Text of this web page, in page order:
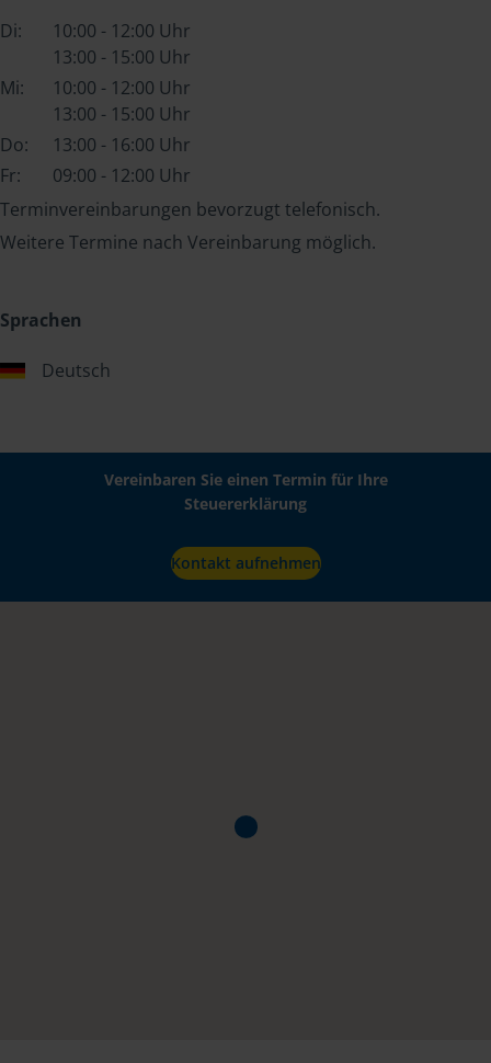
Di:
10:00 - 12:00 Uhr
13:00 - 15:00 Uhr
Mi:
10:00 - 12:00 Uhr
13:00 - 15:00 Uhr
Do:
13:00 - 16:00 Uhr
Fr:
09:00 - 12:00 Uhr
Terminvereinbarungen bevorzugt telefonisch.
Weitere Termine nach Vereinbarung möglich.
Sprachen
Deutsch
Vereinbaren Sie einen Termin für Ihre
Steuererklärung
Kontakt aufnehmen